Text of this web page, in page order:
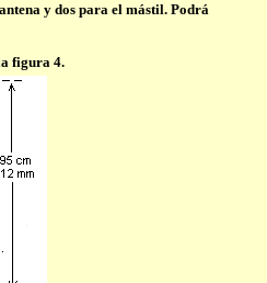
y dos para el mástil. Podrá
figura 4.